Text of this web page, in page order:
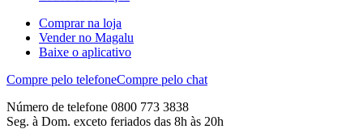
Comprar na loja
Vender no Magalu
Baixe o aplicativo
Compre pelo telefoneCompre pelo chat
Número de telefone 0800 773 3838
Seg. à Dom. exceto feriados das 8h às 20h